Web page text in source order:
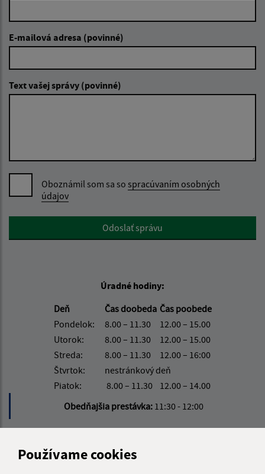
Používame cookies
E-mailová adresa (povinné)
Text vašej správy (povinné)
Oboznámil som sa so spracúvaním osobných
údajov
Google reCaptcha ResponseOdoslať správu
Úradné hodiny:
Deň
Čas doobeda Čas poobede
Pondelok:
8.00 – 11.30
12.00 – 15.00
Utorok:
8.00 – 11.30
12.00 – 15.00
Streda:
8.00 – 11.30
12.00 – 16:00
Štvrtok:
nestránkový deň
Piatok:
8.00 – 11.30
12.00 – 14.00
Obedňajšia prestávka: 11:30 - 12:00
Kontakt: